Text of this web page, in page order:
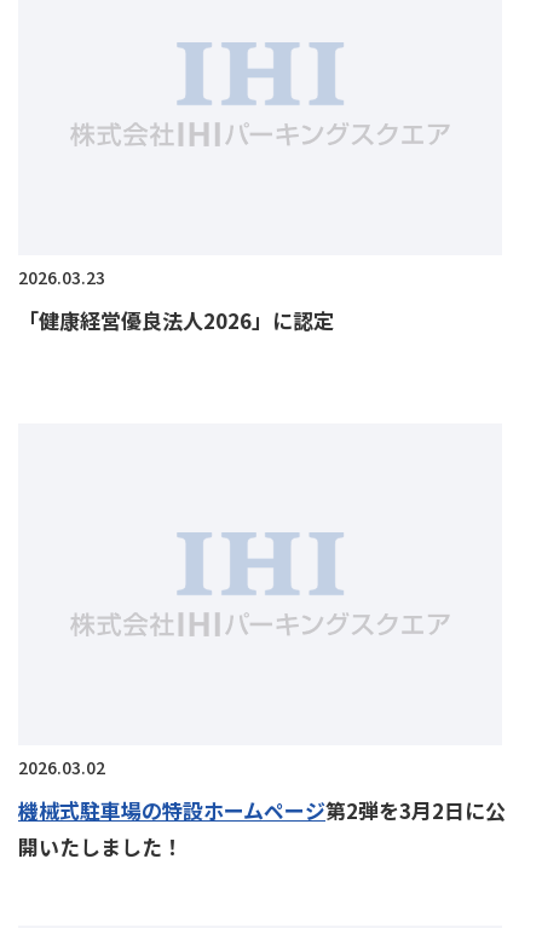
2026.03.23
「健康経営優良法人2026」に認定
2026.03.02
機械式駐車場の特設ホームページ第2弾を3月2日に公
開いたしました！